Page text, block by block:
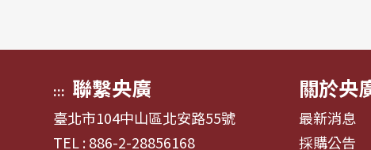
::: 聯繫央廣
臺北市104中山區北安路55號
TEL : 886-2-28856168
關於央
最新消息
採購公告